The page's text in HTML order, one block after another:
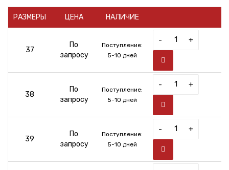
РАЗМЕРЫ ЦЕНА НАЛИЧИЕ
37
По
запросу
Поступление:
5-10 дней
- +
38
По
запросу
Поступление:
5-10 дней
- +
39
По
запросу
Поступление:
5-10 дней
- +